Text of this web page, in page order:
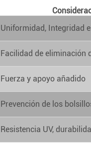
Uniformidad, Integridad
Facilidad de eliminación
Fuerza y apoyo añadido
Prevención de los
Resistencia UV,